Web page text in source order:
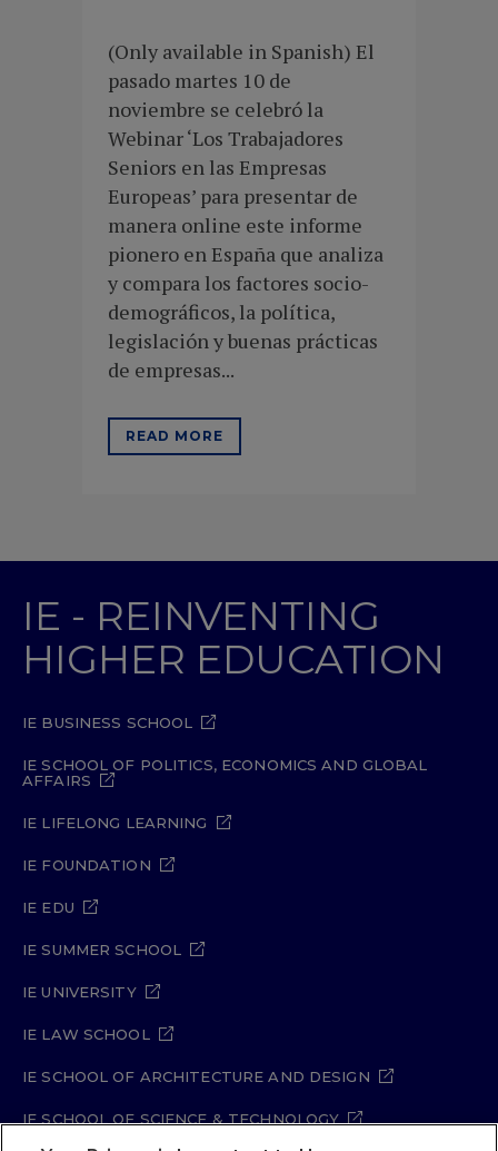
(Only available in Spanish) El
pasado martes 10 de
noviembre se celebró la
Webinar ‘Los Trabajadores
Seniors en las Empresas
Europeas’ para presentar de
manera online este informe
pionero en España que analiza
y compara los factores socio-
demográficos, la política,
legislación y buenas prácticas
de empresas...
READ MORE
IE - REINVENTING
HIGHER EDUCATION
IE BUSINESS SCHOOL
IE SCHOOL OF POLITICS, ECONOMICS AND GLOBAL
AFFAIRS
IE LIFELONG LEARNING
IE FOUNDATION
IE EDU
IE SUMMER SCHOOL
IE UNIVERSITY
IE LAW SCHOOL
IE SCHOOL OF ARCHITECTURE AND DESIGN
IE SCHOOL OF SCIENCE & TECHNOLOGY